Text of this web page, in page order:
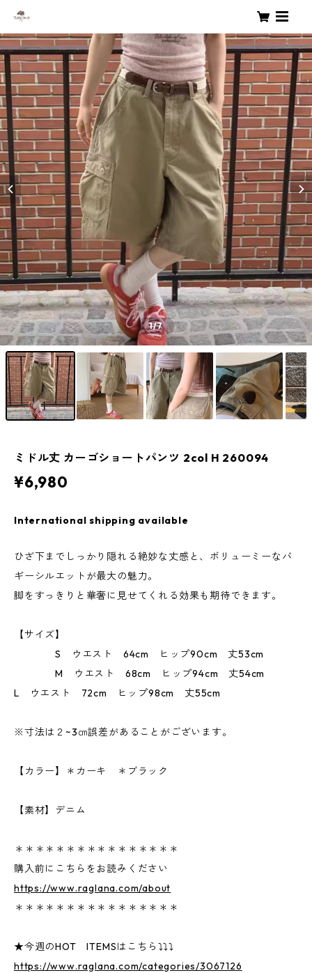
1/7
ミドル丈 カーゴショートパンツ 2col H 260094
¥6,980
International shipping available
ひざ下までしっかり隠れる絶妙な丈感と、ボリューミーなバ
ギーシルエットが最大の魅力。
脚をすっきりと華奢に見せてくれる効果も期待できます。
【サイズ】
S ウエスト 64cm ヒップ90cm 丈53cm
M ウエスト 68cm ヒップ94cm 丈54cm
L ウエスト 72cm ヒップ98cm 丈55cm
※寸法は２~3㎝誤差があることがございます。
【カラー】＊カーキ ＊ブラック
【素材】デニム
＊＊＊＊＊＊＊＊＊＊＊＊＊＊＊＊
購入前にこちらをお読みください
https://www.raglana.com/about
＊＊＊＊＊＊＊＊＊＊＊＊＊＊＊＊
★今週のHOT ITEMSはこちら⤵⤵⤵
https://www.raglana.com/categories/3067126